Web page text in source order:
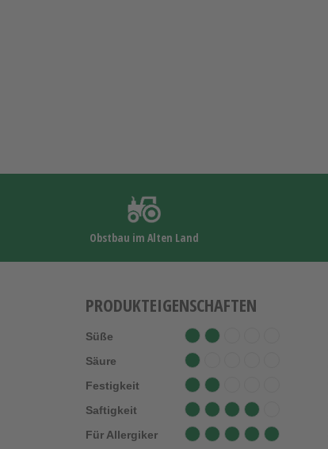
Obstbau im Alten Land
PRODUKTEIGENSCHAFTEN
Süße
Säure
Festigkeit
Saftigkeit
Für Allergiker